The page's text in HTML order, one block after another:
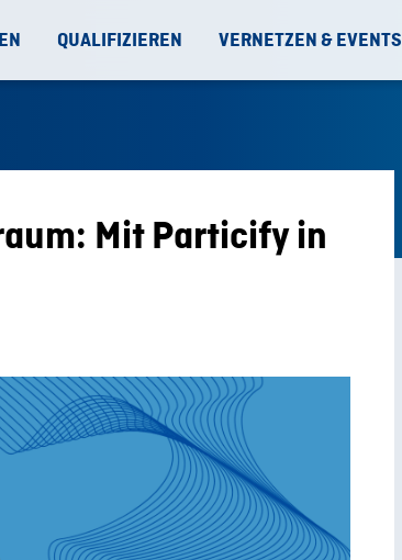
QUALIFIZIEREN VERNETZEN & EVENTS
Mit Particify in